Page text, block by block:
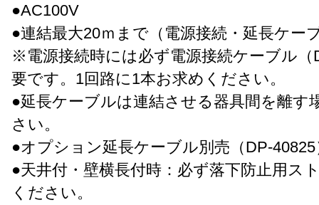
●AC100V
●連結最大20ｍまで（電源接続・延長ケー
※電源接続時には必ず電源接続ケーブル（
要です。1回路に1本お求めください。
●延長ケーブルは連結させる器具間を離す
さい。
●オプション延長ケーブル別売（DP-40825
●天井付・壁横長付時：必ず落下防止用ス
ください。